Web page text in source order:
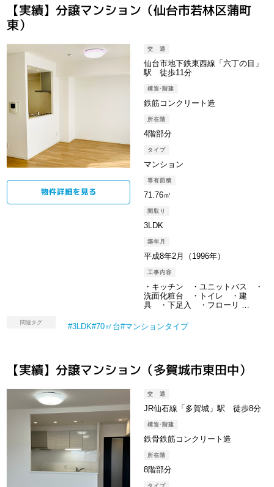
【実績】分譲マンション（仙台市若林区蒲町
東）
物件詳細を⾒る
交 通
仙台市地下鉄東西線「六丁の目」
駅 徒歩11分
構造·階建
鉄筋コンクリート造
所在階
4階部分
タイプ
マンション
専有面積
71.76㎡
間取り
3LDK
築年月
平成8年2月（1996年）
工事内容
・キッチン ・ユニットバス ・
洗面化粧台 ・トイレ ・建
具 ・下足入 ・フローリ …
関連タグ 3LDK 70㎡台 マンションタイプ
【実績】分譲マンション（多賀城市東田中）
交 通
JR仙石線「多賀城」駅 徒歩8分
構造·階建
鉄骨鉄筋コンクリート造
所在階
8階部分
タイプ